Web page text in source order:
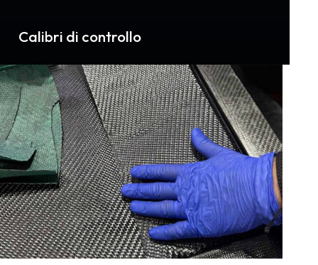
Calibri di controllo